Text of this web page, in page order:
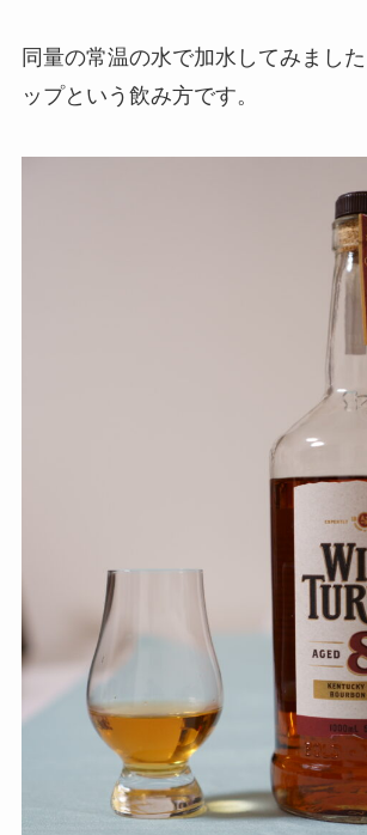
同量の常温の水で加水してみまし
ップという飲み方です。